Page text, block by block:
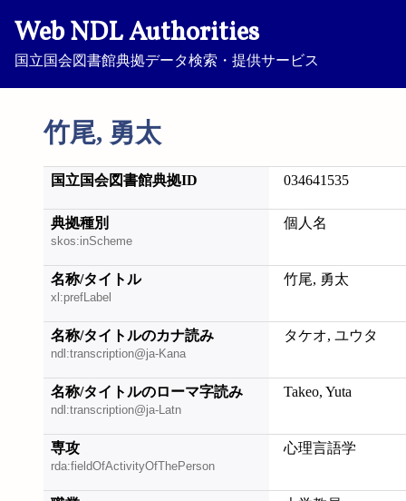
Web NDL Authorities
国立国会図書館典拠データ検索・提供サービス
竹尾, 勇太
国立国会図書館典拠ID 034641535
典拠種別
skos:inScheme
個人名
名称/タイトル
xl:prefLabel
竹尾, 勇太
名称/タイトルのカナ読み
ndl:transcription@ja-Kana
タケオ, ユウタ
名称/タイトルのローマ字読み
ndl:transcription@ja-Latn
Takeo, Yuta
専攻
rda:fieldOfActivityOfThePerson
心理言語学